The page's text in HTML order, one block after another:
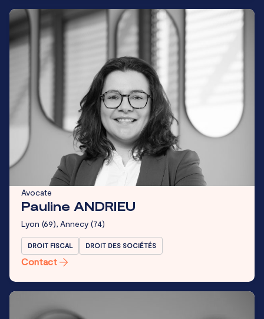
Avocate
Pauline ANDRIEU
Lyon (69), Annecy (74)
DROIT FISCAL DROIT DES SOCIÉTÉS
Contact